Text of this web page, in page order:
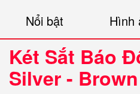
Nổi bật Hình
Két Sắt Báo
Silver - Brown